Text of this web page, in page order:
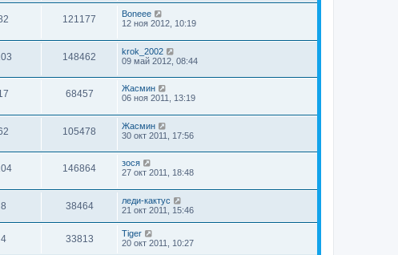
121177
Boneee
12 ноя 2012, 10:19
148462
krok_2002
09 май 2012, 08:44
68457
Жасмин
06 ноя 2011, 13:19
105478
Жасмин
30 окт 2011, 17:56
146864
зося
27 окт 2011, 18:48
8 38464
леди-кактус
21 окт 2011, 15:46
4 33813
Tiger
20 окт 2011, 10:27